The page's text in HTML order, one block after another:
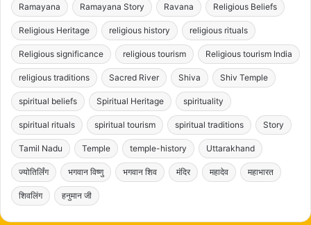
Ramayana Ramayana Story Ravana Religious Beliefs
Religious Heritage religious history religious rituals
Religious significance religious tourism Religious tourism India
religious traditions Sacred River Shiva Shiv Temple
spiritual beliefs Spiritual Heritage spirituality
spiritual rituals spiritual tourism spiritual traditions Story
Tamil Nadu Temple temple-history Uttarakhand
ज्योतिर्लिंग भगवान विष्णु भगवान शिव मंदिर महादेव महाभारत
शिवलिंग हनुमान जी